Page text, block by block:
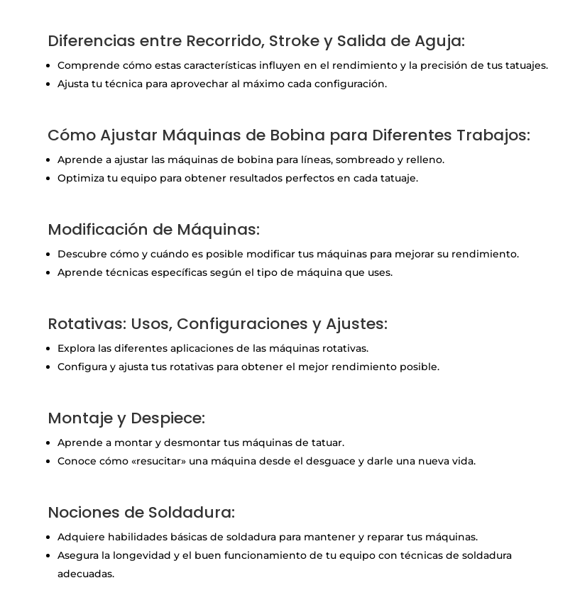
Diferencias entre Recorrido, Stroke y Salida de Aguja:
Comprende cómo estas características influyen en el rendimiento y la precisión de tus tatuajes.
Ajusta tu técnica para aprovechar al máximo cada configuración.
Cómo Ajustar Máquinas de Bobina para Diferentes Trabajos:
Aprende a ajustar las máquinas de bobina para líneas, sombreado y relleno.
Optimiza tu equipo para obtener resultados perfectos en cada tatuaje.
Modificación de Máquinas:
Descubre cómo y cuándo es posible modificar tus máquinas para mejorar su rendimiento.
Aprende técnicas específicas según el tipo de máquina que uses.
Rotativas: Usos, Configuraciones y Ajustes:
Explora las diferentes aplicaciones de las máquinas rotativas.
Configura y ajusta tus rotativas para obtener el mejor rendimiento posible.
Montaje y Despiece:
Aprende a montar y desmontar tus máquinas de tatuar.
Conoce cómo «resucitar» una máquina desde el desguace y darle una nueva vida.
Nociones de Soldadura:
Adquiere habilidades básicas de soldadura para mantener y reparar tus máquinas.
Asegura la longevidad y el buen funcionamiento de tu equipo con técnicas de soldadura
adecuadas.